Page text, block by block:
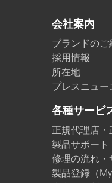
会社案内
ブランドのご
採用情報
所在地
プレスニュー
各種サービ
正規代理店
製品サポート
修理の流れ・
製品登録（My